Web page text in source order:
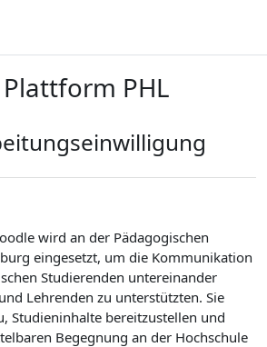
PHL
wird an der Pädagogischen
eingesetzt, um die Kommunikation
Studierenden untereinander
Lehrenden zu unterstützten. Sie
Studieninhalte bereitzustellen und
Begegnung an der Hochschule